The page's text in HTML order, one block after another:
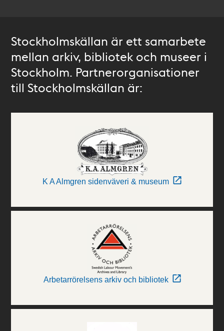
Stockholmskällan är ett samarbete
mellan arkiv, bibliotek och museer i
Stockholm. Partnerorganisationer
till Stockholmskällan är:
K A Almgren sidenväveri & museum
Arbetarrörelsens arkiv och bibliotek